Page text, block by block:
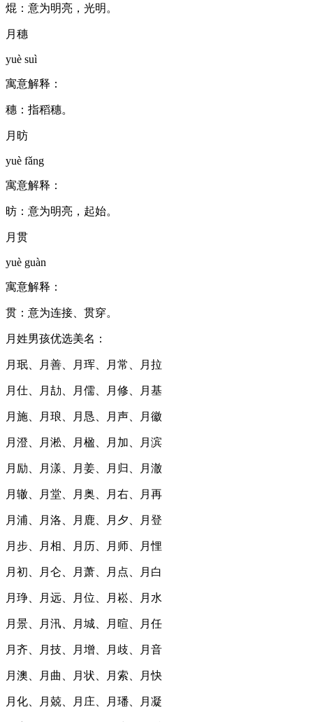
焜：意为明亮，光明。
月穗
yuè suì
寓意解释：
穗：指稻穗。
月昉
yuè fǎng
寓意解释：
昉：意为明亮，起始。
月贯
yuè guàn
寓意解释：
贯：意为连接、贯穿。
月姓男孩优选美名：
月珉、月善、月珲、月常、月拉
月仕、月劼、月儒、月修、月基
月施、月琅、月恳、月声、月徽
月澄、月淞、月楹、月加、月滨
月励、月漾、月姜、月归、月澈
月辙、月堂、月奥、月右、月再
月浦、月洛、月鹿、月夕、月登
月步、月相、月历、月师、月悝
月初、月仑、月萧、月点、月白
月琤、月远、月位、月崧、月水
月景、月汛、月城、月暄、月任
月齐、月技、月增、月歧、月音
月澳、月曲、月状、月索、月快
月化、月兢、月庄、月璠、月凝